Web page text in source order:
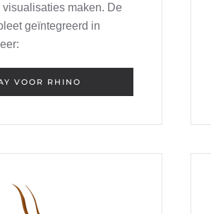
maken. De
geïntegreerd in
VOOR RHINO